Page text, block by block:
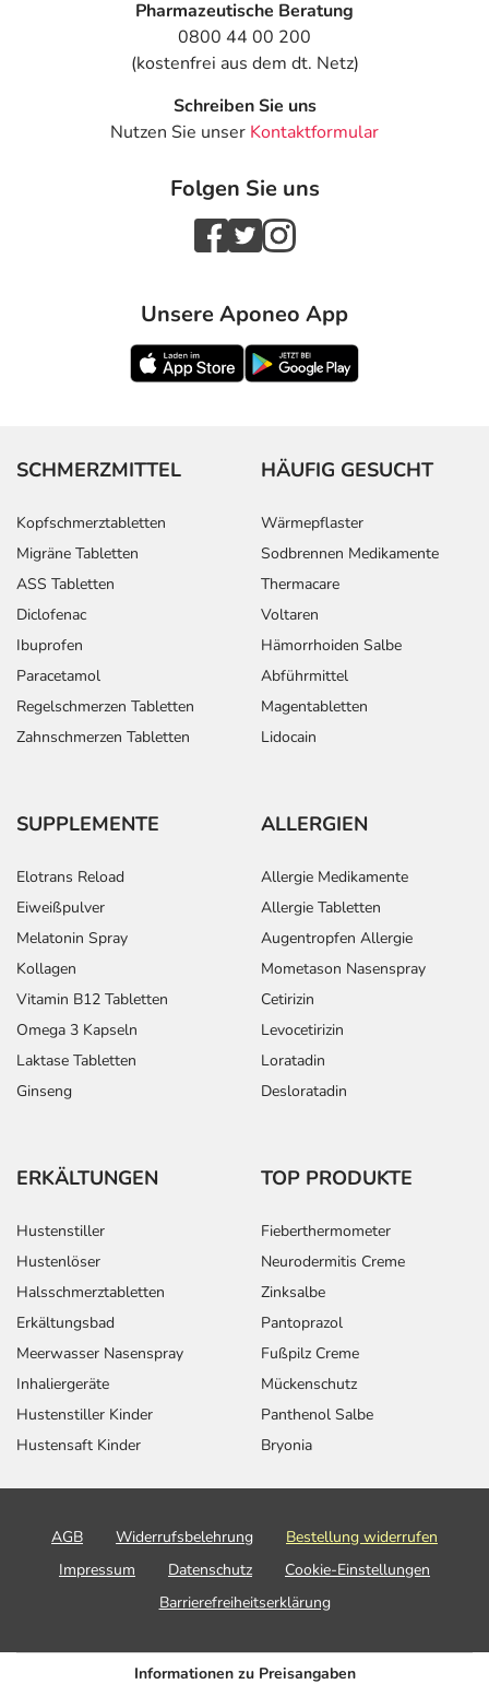
Pharmazeutische Beratung
0800 44 00 200
(kostenfrei aus dem dt. Netz)
Schreiben Sie uns
Nutzen Sie unser Kontaktformular
Folgen Sie uns
Unsere Aponeo App
SCHMERZMITTEL
Kopfschmerztabletten
Migräne Tabletten
ASS Tabletten
Diclofenac
Ibuprofen
Paracetamol
Regelschmerzen Tabletten
Zahnschmerzen Tabletten
HÄUFIG GESUCHT
Wärmepflaster
Sodbrennen Medikamente
Thermacare
Voltaren
Hämorrhoiden Salbe
Abführmittel
Magentabletten
Lidocain
SUPPLEMENTE
Elotrans Reload
Eiweißpulver
Melatonin Spray
Kollagen
Vitamin B12 Tabletten
Omega 3 Kapseln
Laktase Tabletten
Ginseng
ALLERGIEN
Allergie Medikamente
Allergie Tabletten
Augentropfen Allergie
Mometason Nasenspray
Cetirizin
Levocetirizin
Loratadin
Desloratadin
ERKÄLTUNGEN
Hustenstiller
Hustenlöser
Halsschmerztabletten
Erkältungsbad
Meerwasser Nasenspray
Inhaliergeräte
Hustenstiller Kinder
Hustensaft Kinder
TOP PRODUKTE
Fieberthermometer
Neurodermitis Creme
Zinksalbe
Pantoprazol
Fußpilz Creme
Mückenschutz
Panthenol Salbe
Bryonia
AGB Widerrufsbelehrung
Bestellung widerrufen
Impressum
Datenschutz
Cookie-Einstellungen
Barrierefreiheitserklärung
Informationen zu Preisangaben